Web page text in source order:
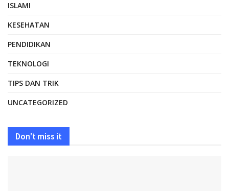
ISLAMI
KESEHATAN
PENDIDIKAN
TEKNOLOGI
TIPS DAN TRIK
UNCATEGORIZED
Don't miss it